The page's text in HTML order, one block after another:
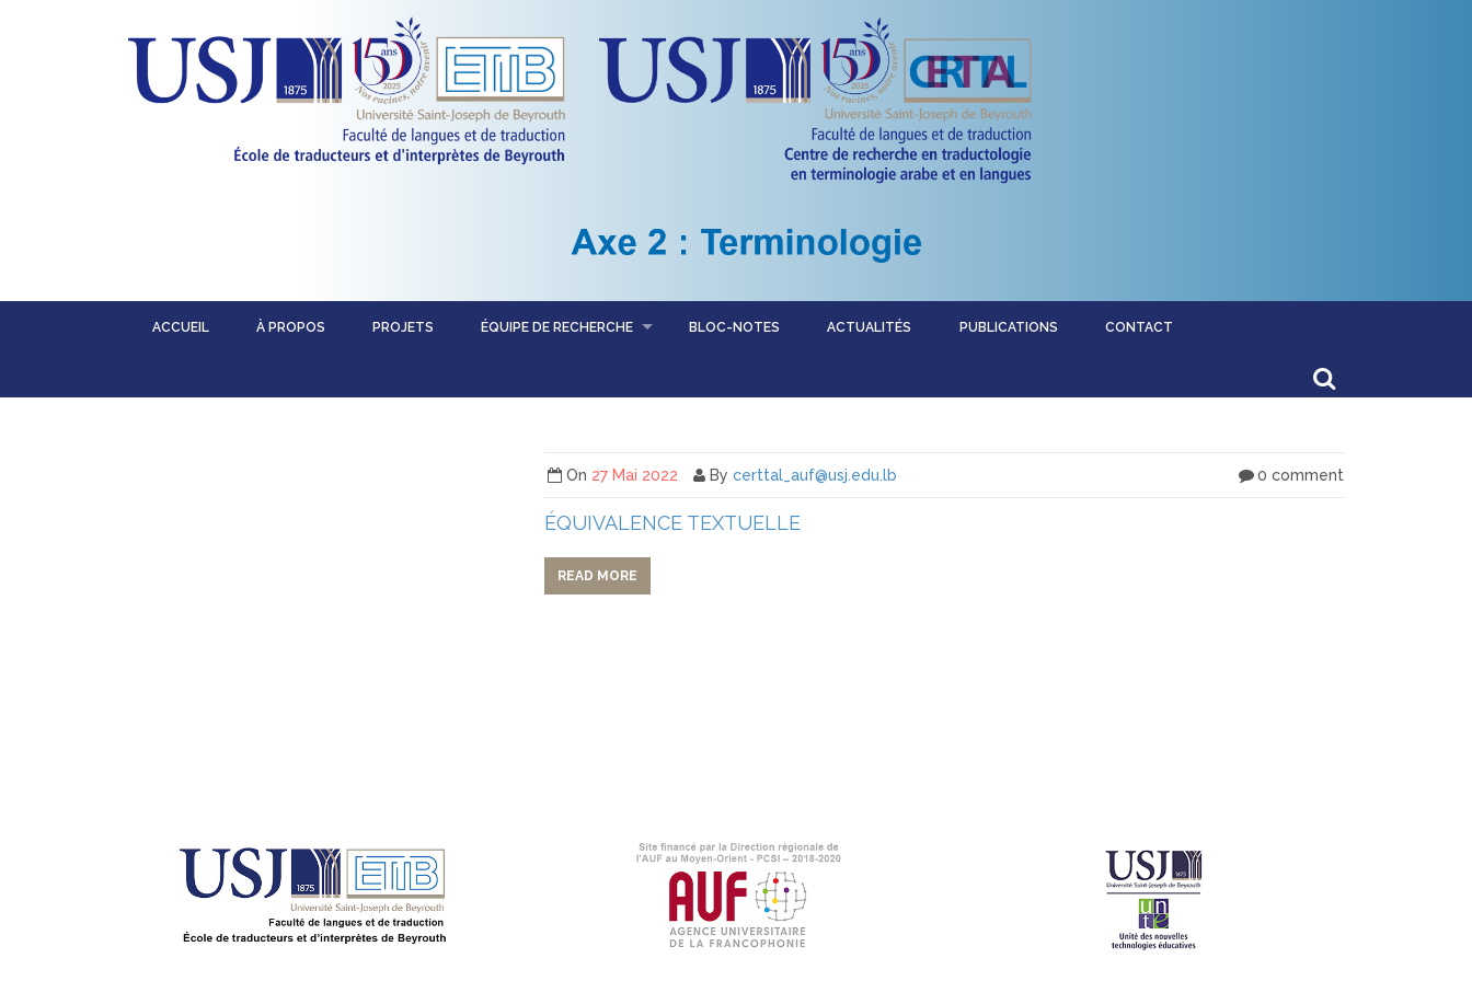
ACCUEIL À PROPOS PROJETS ÉQUIPE DE RECHERCHE BLOC-NOTES ACTUALITÉS PUBLICATIONS CONTACT
On 27 Mai 2022 Bycerttal_auf@usj.edu.lb 0 comment
ÉQUIVALENCE TEXTUELLE
READ MORE